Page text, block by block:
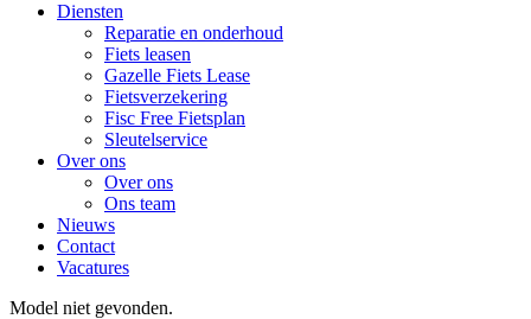
Diensten
Reparatie en onderhoud
Fiets leasen
Gazelle Fiets Lease
Fietsverzekering
Fisc Free Fietsplan
Sleutelservice
Over ons
Over ons
Ons team
Nieuws
Contact
Vacatures
Model niet gevonden.